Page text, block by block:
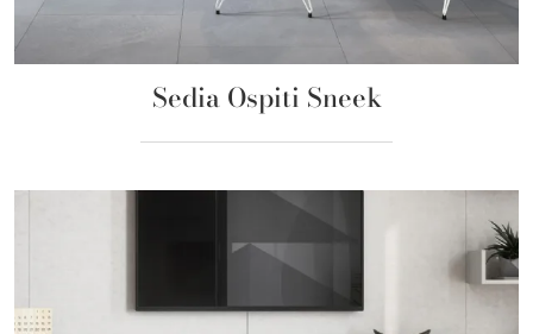
Sedia Ospiti Sneek